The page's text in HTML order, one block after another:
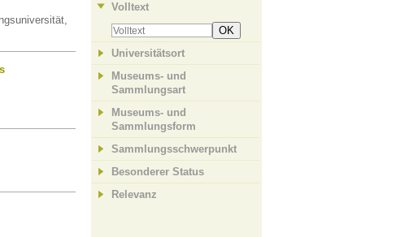
Volltext
OK
Universitätsort
Museums- und
Sammlungsart
Museums- und
Sammlungsform
Sammlungsschwerpunkt
Besonderer Status
Relevanz